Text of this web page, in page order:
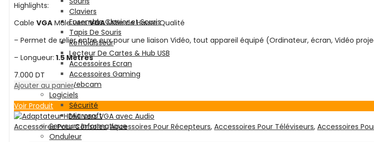
Claviers
Ensemble Clavier et Souris
Tapis De Souris
Refroidisseur
Lecteur De Cartes & Hub USB
Accessoires Ecran
Accessoires Gaming
Webcam
Logiciels
Sécurité
Microsoft
Serveurs Informatique
Onduleur
sur
Highlights:
Cable VGA Mâle versVGAMâle de Haute Qualité
– Permet de relier entre eux pour une liaison Vidéo, tout appareil équipé (Ordinateur, écran, Vidéo
– Longueur: 1.5 Mètres
7.000 DT
Ajouter au panier
Voir Produit
Accessoires Pour Cônsoles,Accessoires Pour Récepteurs, Accessoires Pour Téléviseurs, Accessoires